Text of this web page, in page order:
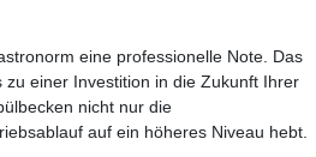
eine professionelle Note. Das
einer Investition in die Zukunft Ihrer
nicht nur die
auf ein höheres Niveau hebt.